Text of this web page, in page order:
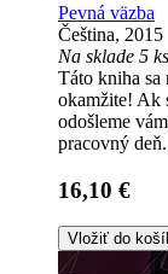
Pevná väzba
Čeština, 2015
Na sklade 5 ks
Táto kniha
okamžite! Ak
odošleme
pracovný deň.
16,10 €
Vložiť do